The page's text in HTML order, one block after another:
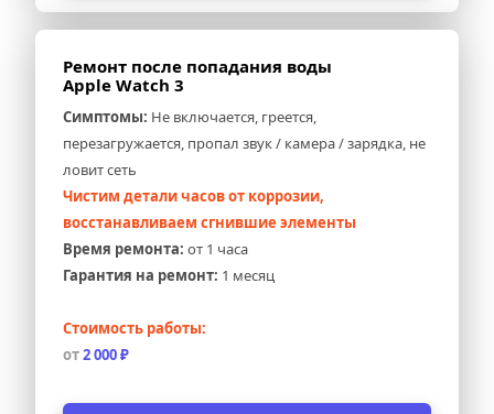
Ремонт после попадания воды
Apple Watch 3
Симптомы: Не включается, греется,
перезагружается, пропал звук / камера / зарядка, не
ловит сеть
Чистим детали часов от коррозии,
восстанавливаем сгнившие элементы
Время ремонта: от 1 часа
Гарантия на ремонт: 1 месяц
Стоимость работы:
от 2 000 ₽